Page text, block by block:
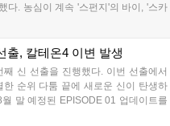
다. 농심이 계속 '스펀지'의 바이, '스카
부터 잡은 주도권을 계속 잘 굴렸다.
출, 칼테온4 이변 발생
신 선출을 진행했다. 이번 선출에서
순위 다툼 끝에 새로운 신이 탄생하
말 예정된 EPISODE 01 업데이트를
며, 이를 통해 추후 주신 및 절대신에